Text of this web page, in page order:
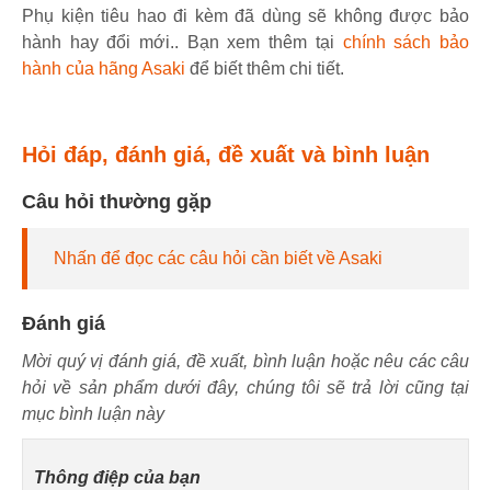
Phụ kiện tiêu hao đi kèm đã dùng sẽ không được bảo
hành hay đổi mới.. Bạn xem thêm tại chính sách bảo
hành của hãng Asaki để biết thêm chi tiết.
Hỏi đáp, đánh giá, đề xuất và bình luận
Câu hỏi thường gặp
Nhấn để đọc các câu hỏi cần biết về Asaki
Đánh giá
Mời quý vị đánh giá, đề xuất, bình luận hoặc nêu các câu
hỏi về sản phẩm dưới đây, chúng tôi sẽ trả lời cũng tại
mục bình luận này
Thông điệp của bạn